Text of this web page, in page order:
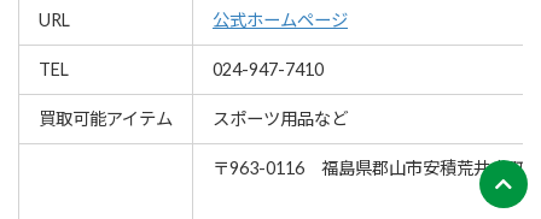
URL 公式ホームページ
TEL 024-947-7410
買取可能アイテム スポーツ用品など
〒963-0116 福島県郡山市安積荒井本町